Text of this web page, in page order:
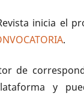
inicia el
.
de
y